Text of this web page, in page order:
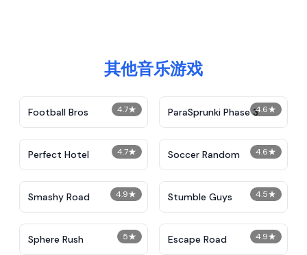
其他音乐游戏
4.7★
Football Bros 4.6★
ParaSprunki Phase 3
4.7★
Perfect Hotel 4.6★
Soccer Random
4.9★
Smashy Road 4.5★
Stumble Guys
5★
Sphere Rush 4.9★
Escape Road